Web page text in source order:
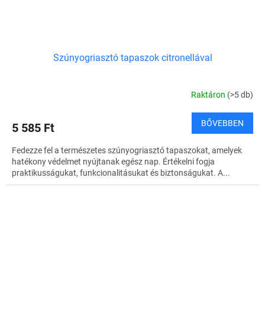
Szúnyogriasztó tapaszok citronellával
Raktáron (>5 db)
5 585 Ft BŐVEBBEN
Fedezze fel a természetes szúnyogriasztó tapaszokat, amelyek
hatékony védelmet nyújtanak egész nap. Értékelni fogja
praktikusságukat, funkcionalitásukat és biztonságukat. A...